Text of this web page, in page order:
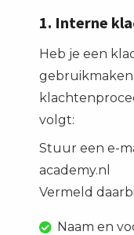
1. Interne
Heb je een
volgt:
Stuur een e-
academy.nl
Vermeld
Naam en